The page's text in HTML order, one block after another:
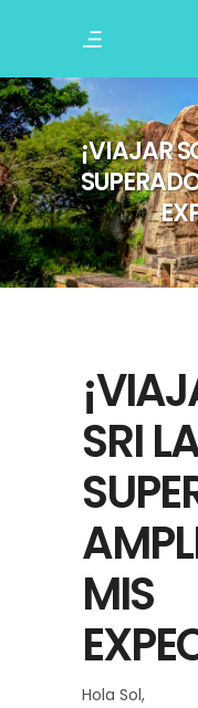
¡VIAJAR
SRI
MIS
Hola Sol,